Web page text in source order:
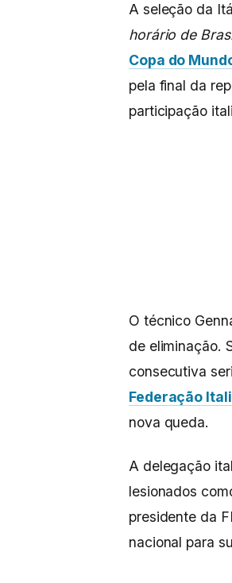
A seleção da
horário de
Copa do
pela final da
participação
O técnico
de eliminação.
consecutiva
Federação
nova queda.
A delegação
lesionados
presidente da
nacional para